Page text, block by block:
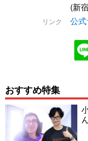
(新
リンク 公
おすすめ特集